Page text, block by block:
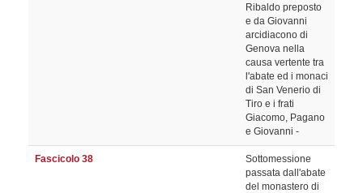
Ribaldo preposto
e da Giovanni
arcidiacono di
Genova nella
causa vertente tra
l'abate ed i monaci
di San Venerio di
Tiro e i frati
Giacomo, Pagano
e Giovanni -
Fascicolo 38
Sottomessione
passata dall'abate
del monastero di